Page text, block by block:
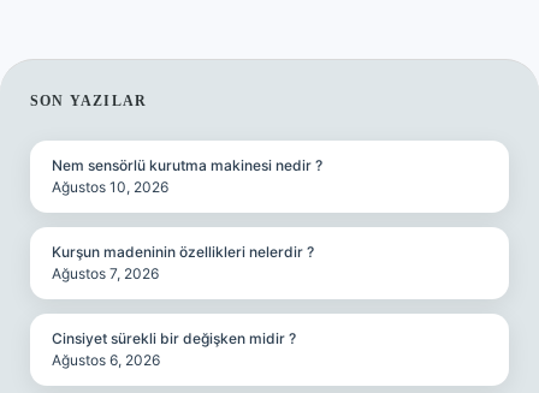
SIDEBAR
SON YAZILAR
Nem sensörlü kurutma makinesi nedir ?
Ağustos 10, 2026
Kurşun madeninin özellikleri nelerdir ?
Ağustos 7, 2026
Cinsiyet sürekli bir değişken midir ?
Ağustos 6, 2026